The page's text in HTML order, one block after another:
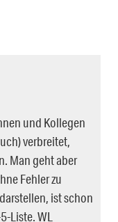
und Kollegen
verbreitet,
Man geht aber
Fehler zu
ist schon
Liste. WL